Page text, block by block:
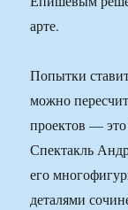
арте.
Попытки
можно
проектов —
Спектакль
его
деталями